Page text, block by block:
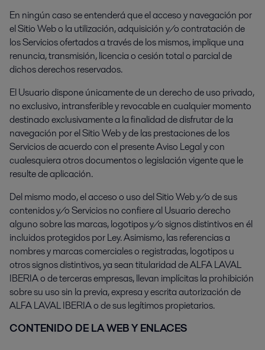
En ningún caso se entenderá que el acceso y navegación por
el Sitio Web o la utilización, adquisición y/o contratación de
los Servicios ofertados a través de los mismos, implique una
renuncia, transmisión, licencia o cesión total o parcial de
dichos derechos reservados.
El Usuario dispone únicamente de un derecho de uso privado,
no exclusivo, intransferible y revocable en cualquier momento
destinado exclusivamente a la finalidad de disfrutar de la
navegación por el Sitio Web y de las prestaciones de los
Servicios de acuerdo con el presente Aviso Legal y con
cualesquiera otros documentos o legislación vigente que le
resulte de aplicación.
Del mismo modo, el acceso o uso del Sitio Web y/o de sus
contenidos y/o Servicios no confiere al Usuario derecho
alguno sobre las marcas, logotipos y/o signos distintivos en él
incluidos protegidos por Ley. Asimismo, las referencias a
nombres y marcas comerciales o registradas, logotipos u
otros signos distintivos, ya sean titularidad de ALFA LAVAL
IBERIA o de terceras empresas, llevan implícitas la prohibición
sobre su uso sin la previa, expresa y escrita autorización de
ALFA LAVAL IBERIA o de sus legítimos propietarios.
CONTENIDO DE LA WEB Y ENLACES